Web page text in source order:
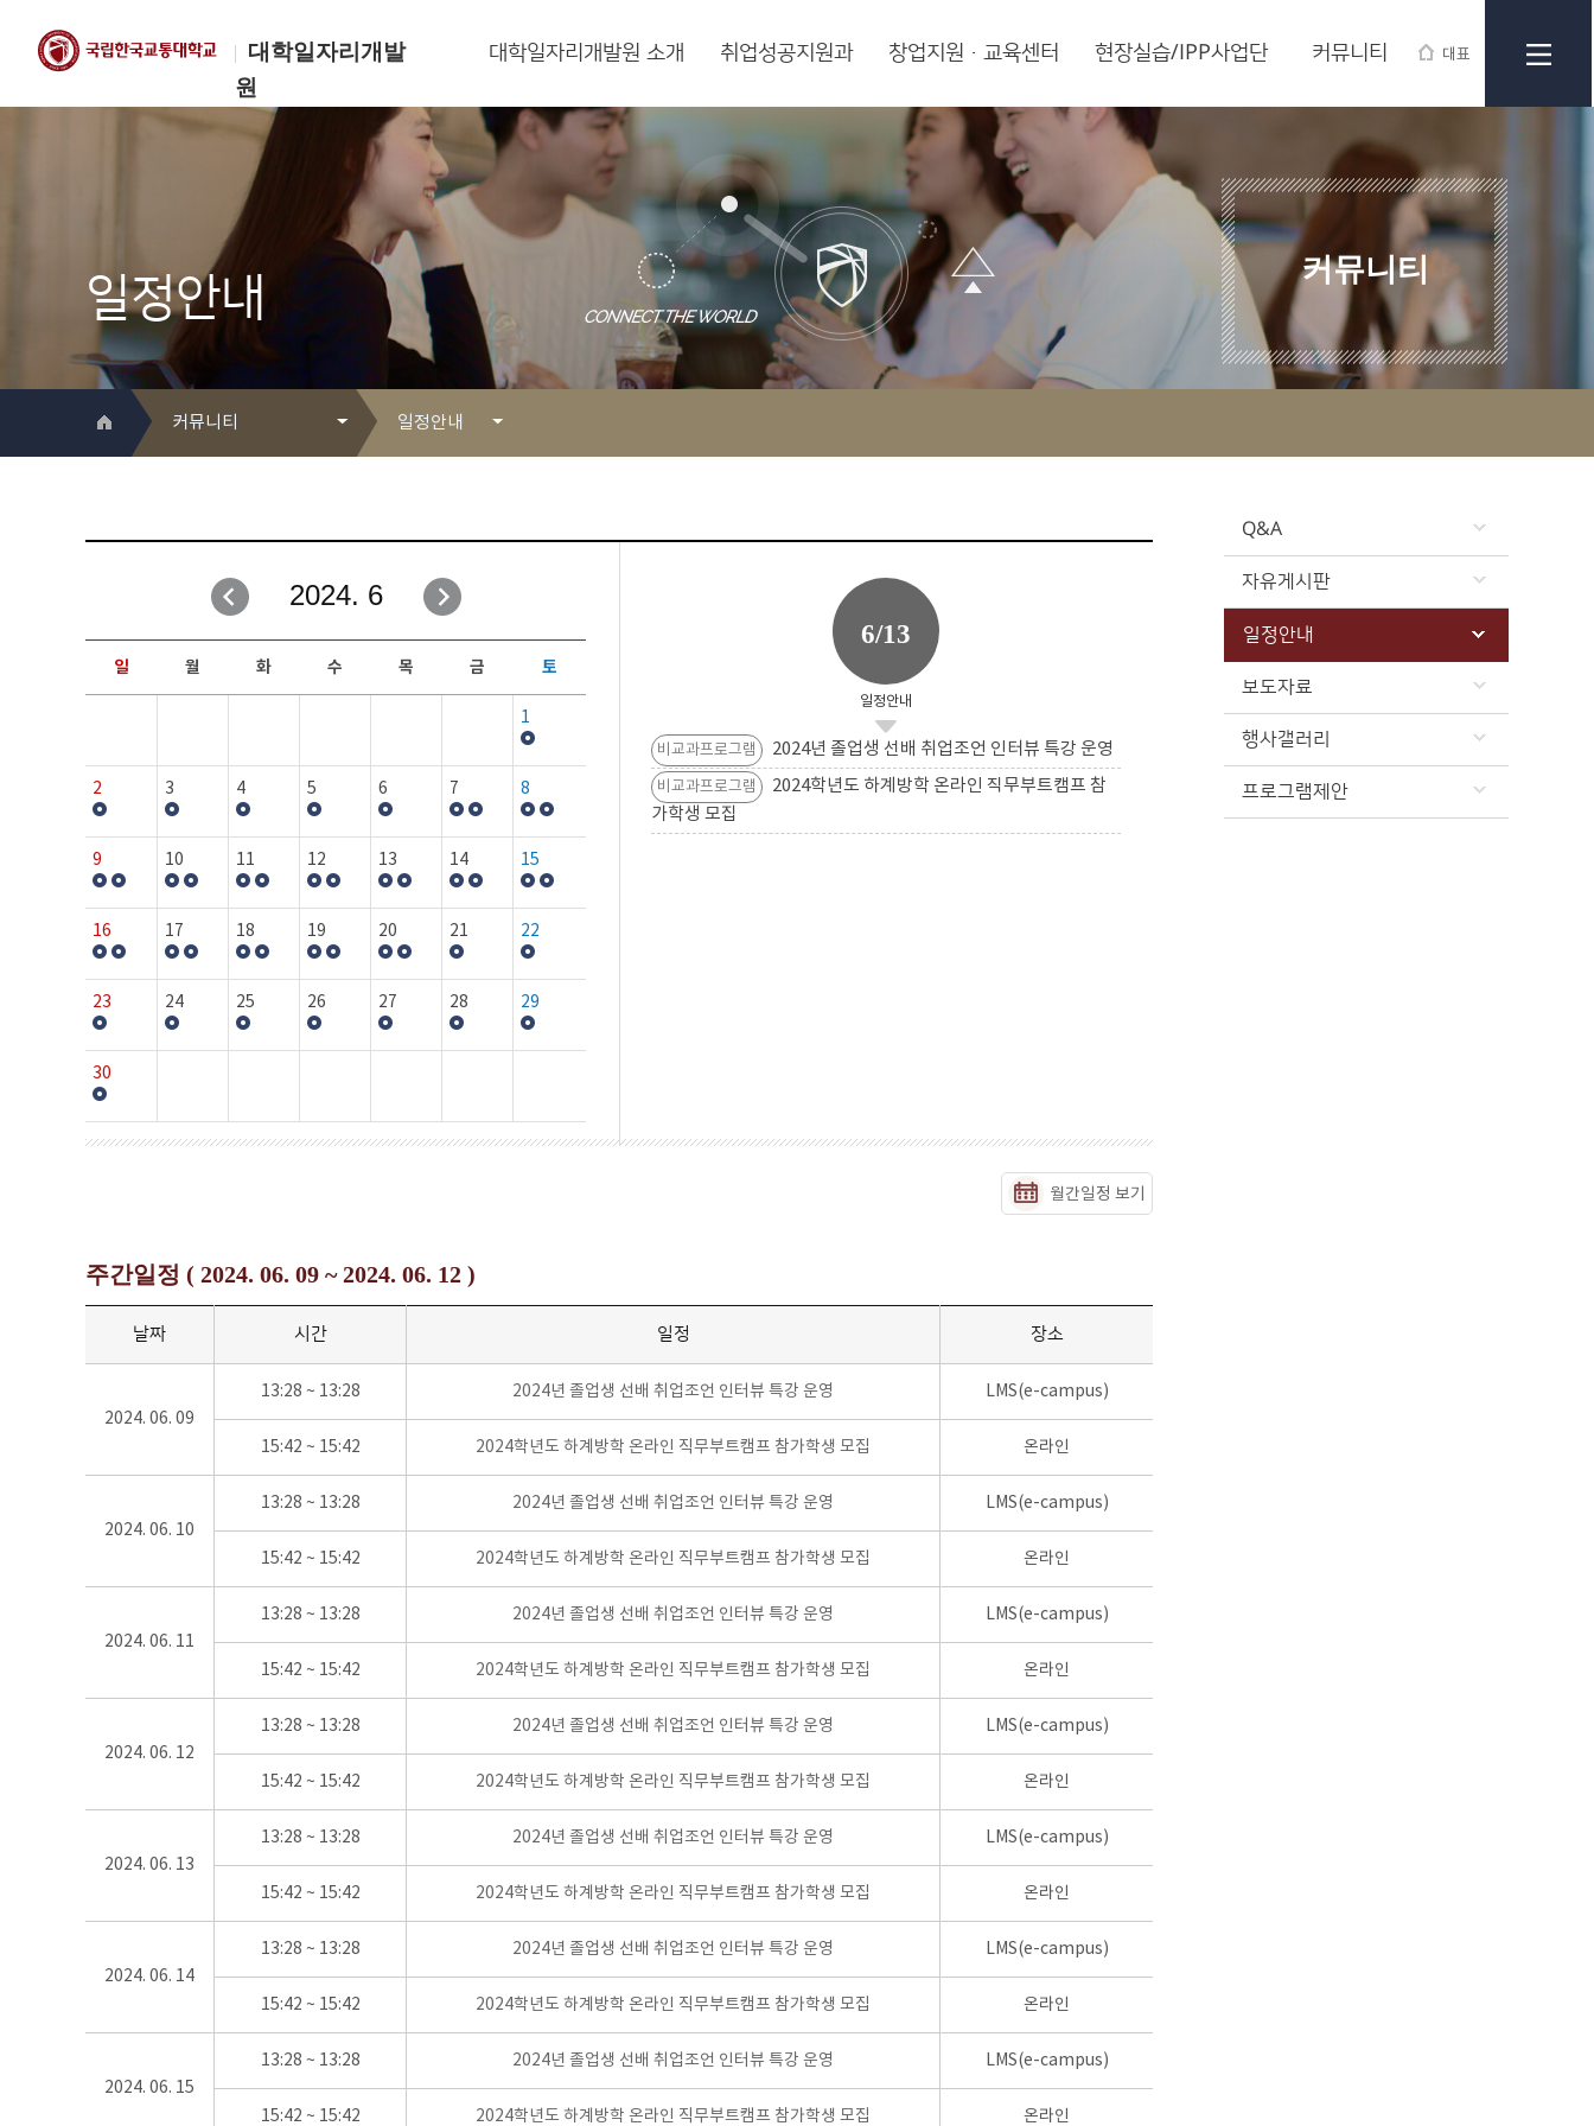
대학일자리개발
원
대표
한국교통대학교
대학일자리개발원
대학일자리개발원 소개 취업성공지원과 창업지원·교육센터 현장실습/IPP사업단 커뮤니티
일정안내
커뮤니티
커뮤니티
취업성공지원과
창업지원·교육센터
현장실습/IPP사업단
커뮤니티
일정안내
자유게시판
일정안내
보도자료
행사갤러리
Q&A
자유게시판
일정안내
보도자료
행사갤러리
프로그램제안
2024. 6
일 월 화 수 목 금 토
1
2 3 4 5 6 7 8
9 10 11 12 13 14 15
16 17 18 19 20 21 22
23 24 25 26 27 28 29
30
6/13
일정안내
비교과프로그램 2024년 졸업생 선배 취업조언 인터뷰 특강 운영
비교과프로그램
2024학년도 하계방학 온라인 직무부트캠프 참
가학생 모집
월간일정 보기
주간일정 ( 2024. 06. 09 ~ 2024. 06. 12 )
날짜 시간 일정 장소
2024. 06. 09
13:28 ~ 13:28 2024년 졸업생 선배 취업조언 인터뷰 특강 운영 LMS(e-campus)
15:42 ~ 15:42 2024학년도 하계방학 온라인 직무부트캠프 참가학생 모집 온라인
2024. 06. 10
13:28 ~ 13:28 2024년 졸업생 선배 취업조언 인터뷰 특강 운영 LMS(e-campus)
15:42 ~ 15:42 2024학년도 하계방학 온라인 직무부트캠프 참가학생 모집 온라인
2024. 06. 11
13:28 ~ 13:28 2024년 졸업생 선배 취업조언 인터뷰 특강 운영 LMS(e-campus)
15:42 ~ 15:42 2024학년도 하계방학 온라인 직무부트캠프 참가학생 모집 온라인
2024. 06. 12
13:28 ~ 13:28 2024년 졸업생 선배 취업조언 인터뷰 특강 운영 LMS(e-campus)
15:42 ~ 15:42 2024학년도 하계방학 온라인 직무부트캠프 참가학생 모집 온라인
2024. 06. 13
13:28 ~ 13:28 2024년 졸업생 선배 취업조언 인터뷰 특강 운영 LMS(e-campus)
15:42 ~ 15:42 2024학년도 하계방학 온라인 직무부트캠프 참가학생 모집 온라인
2024. 06. 14
13:28 ~ 13:28 2024년 졸업생 선배 취업조언 인터뷰 특강 운영 LMS(e-campus)
15:42 ~ 15:42 2024학년도 하계방학 온라인 직무부트캠프 참가학생 모집 온라인
2024. 06. 15
13:28 ~ 13:28 2024년 졸업생 선배 취업조언 인터뷰 특강 운영 LMS(e-campus)
15:42 ~ 15:42 2024학년도 하계방학 온라인 직무부트캠프 참가학생 모집 온라인